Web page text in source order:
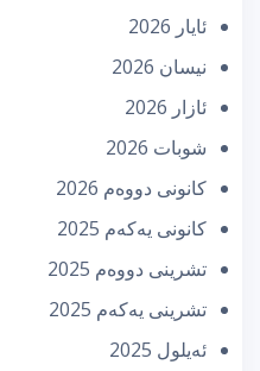
ئایار 2026
نیسان 2026
ئازار 2026
شوبات 2026
كانونی دووه‌م 2026
كانونی یه‌كه‌م 2025
تشرینی دووه‌م 2025
تشرینی یه‌كه‌م 2025
ئه‌یلول 2025